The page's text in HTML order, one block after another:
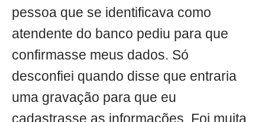
pessoa que se identificava como
atendente do banco pediu para que
confirmasse meus dados. Só
desconfiei quando disse que entraria
uma gravação para que eu
cadastrasse as informações. Foi muita